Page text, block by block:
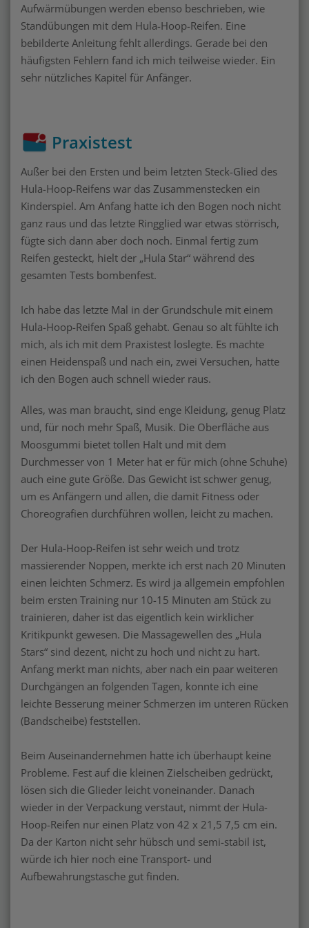
Aufwärmübungen werden ebenso beschrieben, wie
Standübungen mit dem Hula-Hoop-Reifen. Eine
bebilderte Anleitung fehlt allerdings. Gerade bei den
häufigsten Fehlern fand ich mich teilweise wieder. Ein
sehr nützliches Kapitel für Anfänger.
Praxistest
Außer bei den Ersten und beim letzten Steck-Glied des
Hula-Hoop-Reifens war das Zusammenstecken ein
Kinderspiel. Am Anfang hatte ich den Bogen noch nicht
ganz raus und das letzte Ringglied war etwas störrisch,
fügte sich dann aber doch noch. Einmal fertig zum
Reifen gesteckt, hielt der „Hula Star“ während des
gesamten Tests bombenfest.
Ich habe das letzte Mal in der Grundschule mit einem
Hula-Hoop-Reifen Spaß gehabt. Genau so alt fühlte ich
mich, als ich mit dem Praxistest loslegte. Es machte
einen Heidenspaß und nach ein, zwei Versuchen, hatte
ich den Bogen auch schnell wieder raus.
Alles, was man braucht, sind enge Kleidung, genug Platz
und, für noch mehr Spaß, Musik. Die Oberfläche aus
Moosgummi bietet tollen Halt und mit dem
Durchmesser von 1 Meter hat er für mich (ohne Schuhe)
auch eine gute Größe. Das Gewicht ist schwer genug,
um es Anfängern und allen, die damit Fitness oder
Choreografien durchführen wollen, leicht zu machen.
Der Hula-Hoop-Reifen ist sehr weich und trotz
massierender Noppen, merkte ich erst nach 20 Minuten
einen leichten Schmerz. Es wird ja allgemein empfohlen
beim ersten Training nur 10-15 Minuten am Stück zu
trainieren, daher ist das eigentlich kein wirklicher
Kritikpunkt gewesen. Die Massagewellen des „Hula
Stars“ sind dezent, nicht zu hoch und nicht zu hart.
Anfang merkt man nichts, aber nach ein paar weiteren
Durchgängen an folgenden Tagen, konnte ich eine
leichte Besserung meiner Schmerzen im unteren Rücken
(Bandscheibe) feststellen.
Beim Auseinandernehmen hatte ich überhaupt keine
Probleme. Fest auf die kleinen Zielscheiben gedrückt,
lösen sich die Glieder leicht voneinander. Danach
wieder in der Verpackung verstaut, nimmt der Hula-
Hoop-Reifen nur einen Platz von 42 x 21,5 7,5 cm ein.
Da der Karton nicht sehr hübsch und semi-stabil ist,
würde ich hier noch eine Transport- und
Aufbewahrungstasche gut finden.